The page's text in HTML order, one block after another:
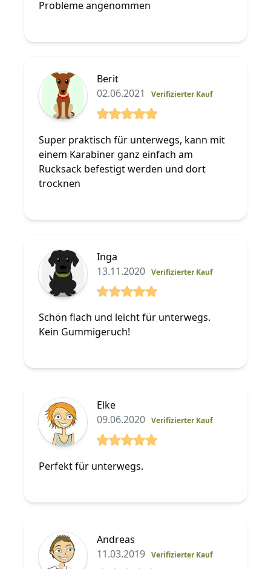
Probleme angenommen
Berit
02.06.2021
Verifizierter Kauf
Super praktisch für unterwegs, kann mit
einem Karabiner ganz einfach am
Rucksack befestigt werden und dort
trocknen
Inga
13.11.2020 Verifizierter Kauf
Schön flach und leicht für unterwegs.
Kein Gummigeruch!
Elke
09.06.2020 Verifizierter Kauf
Perfekt für unterwegs.
Andreas
11.03.2019 Verifizierter Kauf